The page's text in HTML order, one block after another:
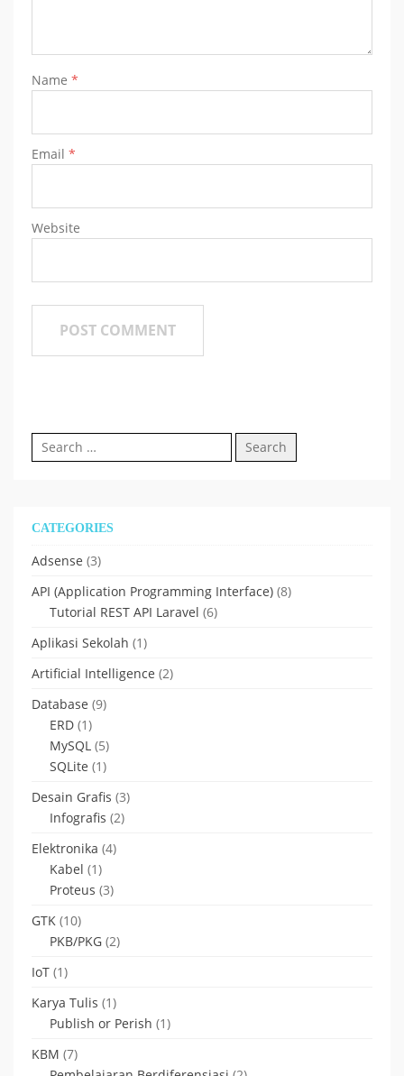
Name *
Email *
Website
Search
for:
CATEGORIES
Adsense (3)
API (Application Programming Interface) (8)
Tutorial REST API Laravel (6)
Aplikasi Sekolah (1)
Artificial Intelligence (2)
Database (9)
ERD (1)
MySQL (5)
SQLite (1)
Desain Grafis (3)
Infografis (2)
Elektronika (4)
Kabel (1)
Proteus (3)
GTK (10)
PKB/PKG (2)
IoT (1)
Karya Tulis (1)
Publish or Perish (1)
KBM (7)